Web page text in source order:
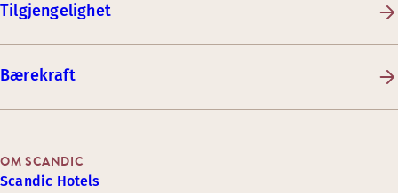
Tilgjengelighet
Bærekraft
OM SCANDIC
Scandic Hotels